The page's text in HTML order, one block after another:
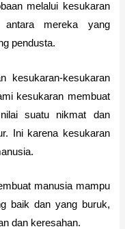
melalui kesukaran
antara mereka yang
pendusta.
kesukaran-kesukaran
kesukaran membuat
suatu nikmat dan
Ini karena kesukaran
manusia mampu
baik dan yang buruk,
dan keresahan.